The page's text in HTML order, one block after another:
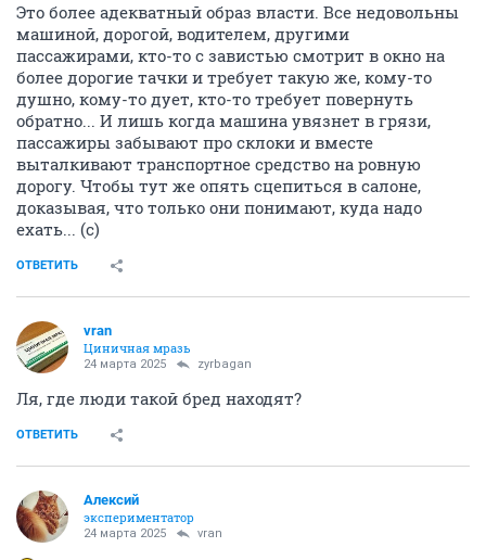
Это более адекватный образ власти. Все недовольны
машиной, дорогой, водителем, другими
пассажирами, кто-то с завистью смотрит в окно на
более дорогие тачки и требует такую же, кому-то
душно, кому-то дует, кто-то требует повернуть
обратно... И лишь когда машина увязнет в грязи,
пассажиры забывают про склоки и вместе
выталкивают транспортное средство на ровную
дорогу. Чтобы тут же опять сцепиться в салоне,
доказывая, что только они понимают, куда надо
ехать... (с)
ОТВЕТИТЬ
vran
Циничная мразь
24 марта 2025 zyrbagan
Ля, где люди такой бред находят?
ОТВЕТИТЬ
Алексий
экспериментатор
24 марта 2025 vran